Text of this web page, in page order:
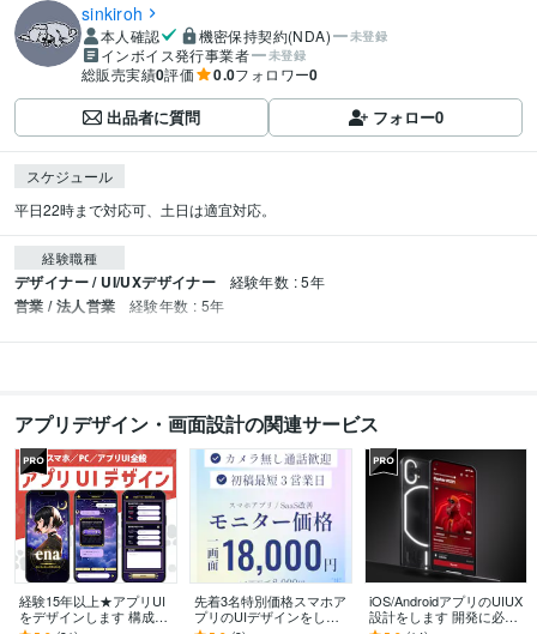
sinkiroh
本人確認 機密保持契約(NDA) 未登録
インボイス発行事業者 未登録
総販売実績0評価 0.0フォロワー0
出品者に質問 フォロー0
スケジュール
平日22時まで対応可、土日は適宜対応。
経験職種
デザイナー / UI/UXデザイナー 経験年数 : 5年
営業 / 法人営業 経験年数 : 5年
アプリデザイン・画面設計の関連サービス
経験15年以上★アプリUI
をデザインします 構成案
先着3名特別価格スマホア
プリのUIデザインをしま
iOS/AndroidアプリのUIUX
設計をします 開発に必要